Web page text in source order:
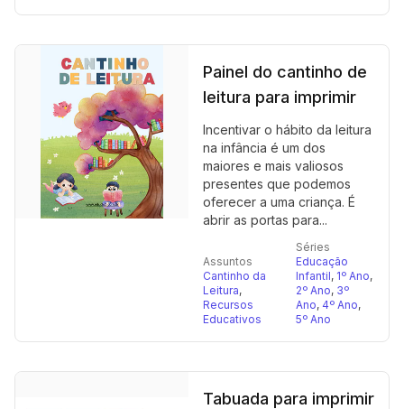
Painel do cantinho de
leitura para imprimir
Incentivar o hábito da leitura
na infância é um dos
maiores e mais valiosos
presentes que podemos
oferecer a uma criança. É
abrir as portas para...
Assuntos
Cantinho da
Leitura,
Recursos
Educativos
Séries
Educação
Infantil, 1º Ano,
2º Ano, 3º
Ano, 4º Ano,
5º Ano
Tabuada para imprimir